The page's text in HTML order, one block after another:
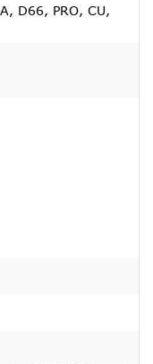
D66, PRO, CU,